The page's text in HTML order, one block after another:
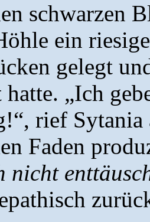
schwarzen
ein
gelegt
hatte. „Ich
rief Sytania
Faden
nicht